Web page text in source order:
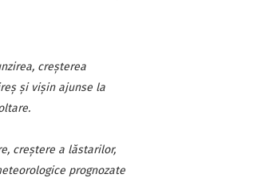
creşterea
şi vişin ajunse la
creştere a lăstarilor,
prognozate